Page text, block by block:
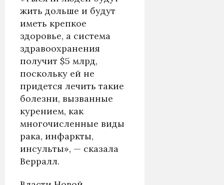
жить дольше и будут
иметь крепкое
здоровье, а система
здравоохранения
получит $5 млрд,
поскольку ей не
придется лечить такие
болезни, вызванные
курением, как
многочисленные виды
рака, инфаркты,
инсульты», — сказала
Верралл.